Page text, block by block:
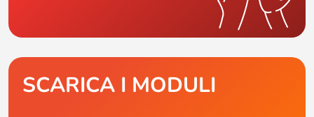
SCARICA I MODULI